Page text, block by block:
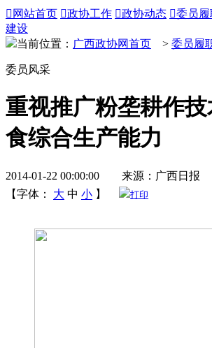
 网站首页 政协工作 政协动态 委员履
建设
当前位置： 广西政协网首页 > 委员履
委员风采
重视推广粉垄耕作
食综合生产能力
2014-01-22 00:00:00 来源：广西日报
【字体：
大 中 小 】 打印